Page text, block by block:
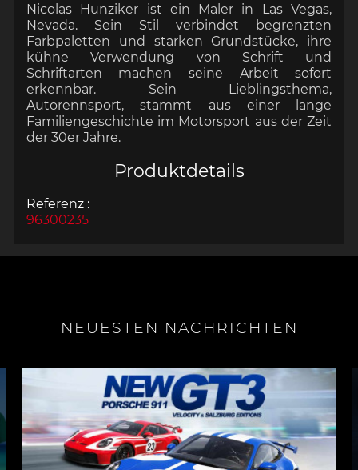
Nicolas Hunziker ist ein Maler in Las Vegas,
Nevada. Sein Stil verbindet begrenzten
Farbpaletten und starken Grundstücke, ihre
kühne Verwendung von Schrift und
Schriftarten machen seine Arbeit sofort
erkennbar. Sein Lieblingsthema,
Autorennsport, stammt aus einer
lange
Familiengeschichte im Motorsport aus der Zeit
der 30er Jahre.
Produktdetails
Referenz :
96300235
NEUESTEN NACHRICHTEN